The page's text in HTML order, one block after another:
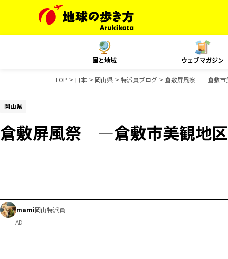
国と地域 ウェブマガジン
TOP 日本 岡山県 特派員ブログ 倉敷屏風祭 ―倉敷市
岡山県
倉敷屏風祭 ―倉敷市美観地
mami岡山特派員
AD